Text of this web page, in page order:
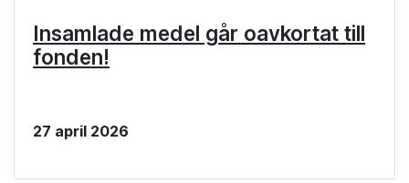
Insamlade medel går oavkortat till
fonden!
27 april 2026